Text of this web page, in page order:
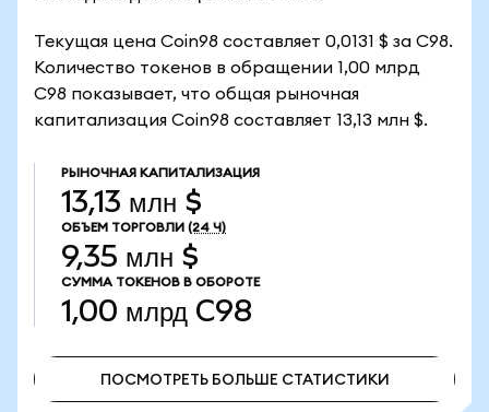
Текущая цена Coin98 составляет 0,0131 $ за C98.
Количество токенов в обращении 1,00 млрд
C98 показывает, что общая рыночная
капитализация Coin98 составляет 13,13 млн $.
РЫНОЧНАЯ КАПИТАЛИЗАЦИЯ
13,13 млн $
ОБЪЕМ ТОРГОВЛИ (24 Ч)
9,35 млн $
СУММА ТОКЕНОВ В ОБОРОТЕ
1,00 млрд C98
ПОСМОТРЕТЬ БОЛЬШЕ СТАТИСТИКИ